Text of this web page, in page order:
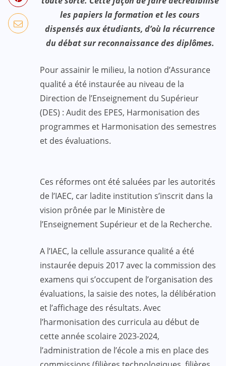
les papiers la formation et les cours
dispensés aux étudiants, d’où la récurrence
du débat sur reconnaissance des diplômes.
Pour assainir le milieu, la notion d’Assurance
qualité a été instaurée au niveau de la
Direction de l’Enseignement du Supérieur
(DES) : Audit des EPES, Harmonisation des
programmes et Harmonisation des semestres
et des évaluations.
Ces réformes ont été saluées par les autorités
de l’IAEC, car ladite institution s’inscrit dans la
vision prônée par le Ministère de
l’Enseignement Supérieur et de la Recherche.
A l’IAEC, la cellule assurance qualité a été
instaurée depuis 2017 avec la commission des
examens qui s’occupent de l’organisation des
évaluations, la saisie des notes, la délibération
et l’affichage des résultats. Avec
l’harmonisation des curricula au début de
cette année scolaire 2023-2024,
l’administration de l’école a mis en place des